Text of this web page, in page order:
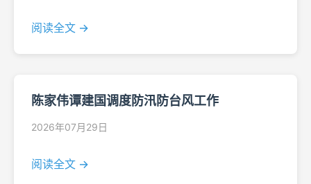
阅读全文 →
陈家伟谭建国调度防汛防台风工作
2026年07月29日
阅读全文 →